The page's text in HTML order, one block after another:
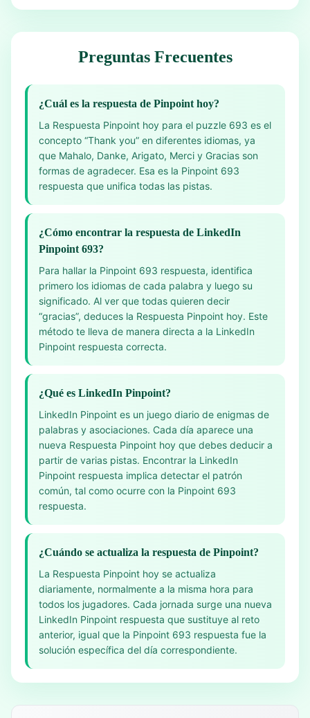
Preguntas Frecuentes
¿Cuál es la respuesta de Pinpoint hoy?
La Respuesta Pinpoint hoy para el puzzle 693 es el
concepto “Thank you” en diferentes idiomas, ya
que Mahalo, Danke, Arigato, Merci y Gracias son
formas de agradecer. Esa es la Pinpoint 693
respuesta que unifica todas las pistas.
¿Cómo encontrar la respuesta de LinkedIn
Pinpoint 693?
Para hallar la Pinpoint 693 respuesta, identifica
primero los idiomas de cada palabra y luego su
significado. Al ver que todas quieren decir
“gracias”, deduces la Respuesta Pinpoint hoy. Este
método te lleva de manera directa a la LinkedIn
Pinpoint respuesta correcta.
¿Qué es LinkedIn Pinpoint?
LinkedIn Pinpoint es un juego diario de enigmas de
palabras y asociaciones. Cada día aparece una
nueva Respuesta Pinpoint hoy que debes deducir a
partir de varias pistas. Encontrar la LinkedIn
Pinpoint respuesta implica detectar el patrón
común, tal como ocurre con la Pinpoint 693
respuesta.
¿Cuándo se actualiza la respuesta de Pinpoint?
La Respuesta Pinpoint hoy se actualiza
diariamente, normalmente a la misma hora para
todos los jugadores. Cada jornada surge una nueva
LinkedIn Pinpoint respuesta que sustituye al reto
anterior, igual que la Pinpoint 693 respuesta fue la
solución específica del día correspondiente.